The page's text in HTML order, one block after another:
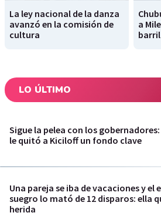
La ley nacional de la danza
avanzó en la comisión de
cultura
a
LO ÚLTIMO
Sigue la pelea con los gobernadores:
le quitó a Kiciloff un fondo clave
Una pareja se iba de vacaciones y el
suegro lo mató de 12 disparos: ella
herida